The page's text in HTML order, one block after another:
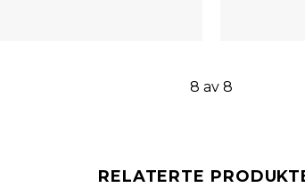
8 av 8
RELATERTE